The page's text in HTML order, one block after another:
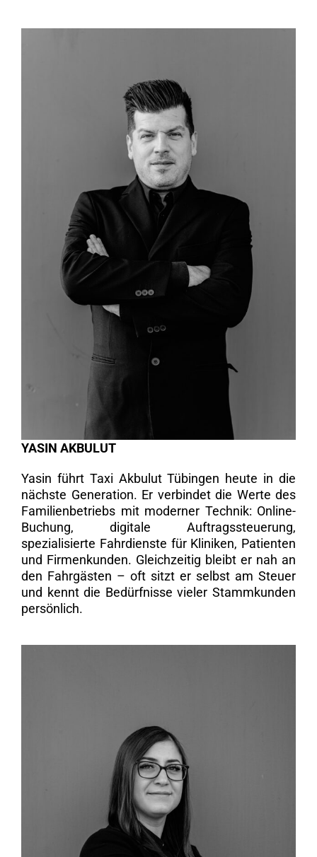
YASIN AKBULUT
Yasin führt Taxi Akbulut Tübingen heute in die
nächste Generation. Er verbindet die Werte des
Familienbetriebs mit moderner Technik: Online-
Buchung, digitale Auftragssteuerung,
spezialisierte Fahrdienste für Kliniken, Patienten
und Firmenkunden. Gleichzeitig bleibt er nah an
den Fahrgästen – oft sitzt er selbst am Steuer
und kennt die Bedürfnisse vieler Stammkunden
persönlich.